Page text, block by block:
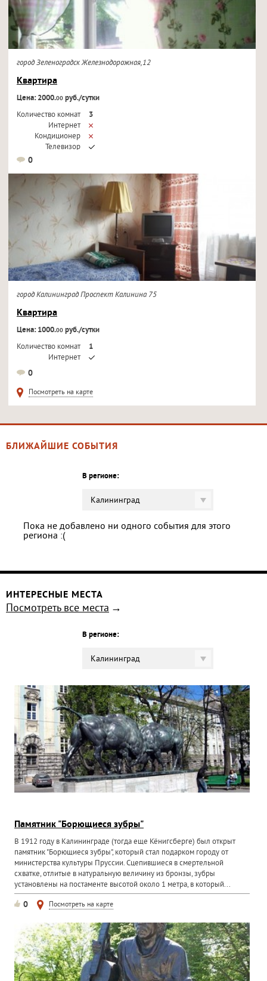
город Зеленоградск Железнодорожная,12
Квартира
Цена: 2000.00руб./сутки
Количество комнат
3
Интернет
Кондиционер
Телевизор
0
город Калининград Проспект Калинина 75
Квартира
Цена: 1000.00руб./сутки
Количество комнат
1
Интернет
0
Посмотреть на карте
БЛИЖАЙШИЕ СОБЫТИЯ
В регионе:
Калининград
Пока не добавлено ни одного события для этого
региона :(
ИНТЕРЕСНЫЕ МЕСТА
Посмотреть все места
В регионе:
Калининград
Памятник "Борющиеся зубры"
В 1912 году в Калининграде (тогда еще Кёнигсберге) был открыт
памятник "Борющиеся зубры", который стал подарком городу от
министерства культуры Пруссии. Сцепившиеся в смертельной
схватке, отлитые в натуральную величину из бронзы, зубры
установлены на постаменте высотой около 1 метра, в который...
0 Посмотреть на карте